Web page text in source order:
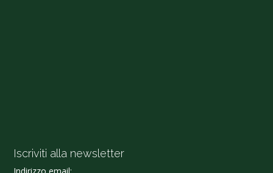
Iscriviti alla newsletter